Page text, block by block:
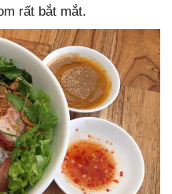
rất bắt mắt.